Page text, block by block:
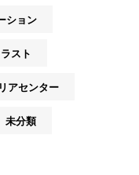
ション
スト
アセンター
未分類